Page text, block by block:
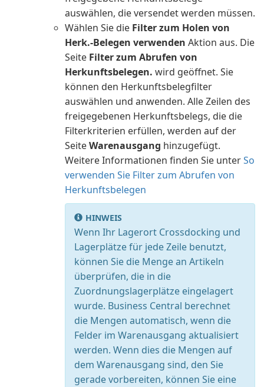
auswählen, die versendet werden müssen.
Wählen Sie die Filter zum Holen von
Herk.-Belegen verwenden Aktion aus. Die
Seite Filter zum Abrufen von
Herkunftsbelegen. wird geöffnet. Sie
können den Herkunftsbelegfilter
auswählen und anwenden. Alle Zeilen des
freigegebenen Herkunftsbelegs, die die
Filterkriterien erfüllen, werden auf der
SeiteWarenausgang hinzugefügt.
Weitere Informationen finden Sie unterSo
verwenden Sie Filter zum Abrufen von
Herkunftsbelegen
HINWEIS
Wenn Ihr Lagerort Crossdocking und
Lagerplätze für jede Zeile benutzt,
können Sie die Menge an Artikeln
überprüfen, die in die
Zuordnungslagerplätze eingelagert
wurde. Business Central berechnet
die Mengen automatisch, wenn die
Felder im Warenausgang aktualisiert
werden. Wenn dies die Mengen auf
dem Warenausgang sind, den Sie
gerade vorbereiten, können Sie eine